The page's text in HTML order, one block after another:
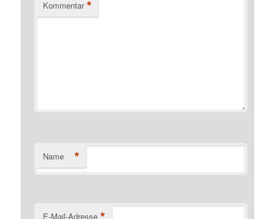
Kommentar *
Name *
E-Mail-Adresse